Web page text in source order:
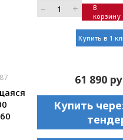
– +
В
корзину
Купить в 1
61 890
Купить